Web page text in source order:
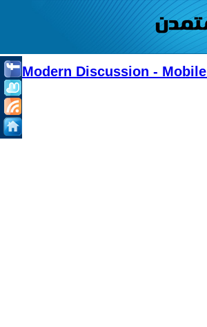
Modern Discussion - Mobile